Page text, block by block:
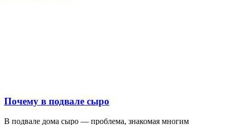
Почему в подвале сыро
В подвале дома сыро — проблема, знакомая многим